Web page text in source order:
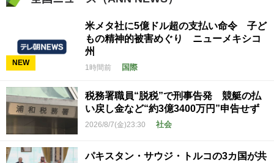
NEW
米メタ社に5億ドル超の支払い命令 子ど
もの精神的被害めぐり ニューメキシコ
州
1時間前 国際
税務署職員“脱税”で刑事告発 競艇の払
い戻し金など“約3億3400万円”申告せず
2026/8/7(金)23:30 社会
パキスタン・サウジ・トルコの3カ国が共